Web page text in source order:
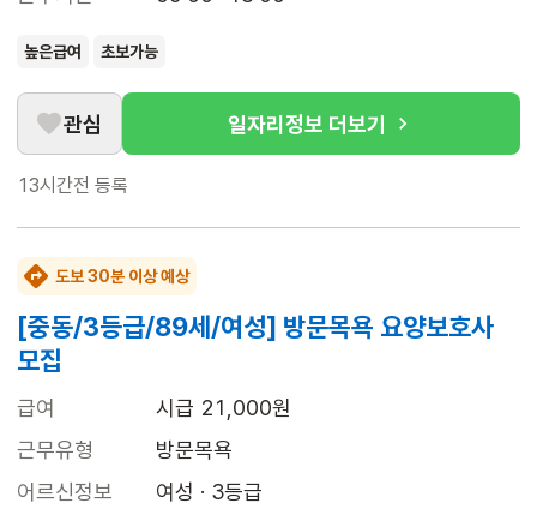
높은급여 초보가능
관심 일자리정보 더보기
13시간전 등록
도보 30분 이상 예상
[중동/3등급/89세/여성] 방문목욕 요양보호사
모집
급여
시급 21,000원
근무유형
방문목욕
어르신정보
여성 · 3등급